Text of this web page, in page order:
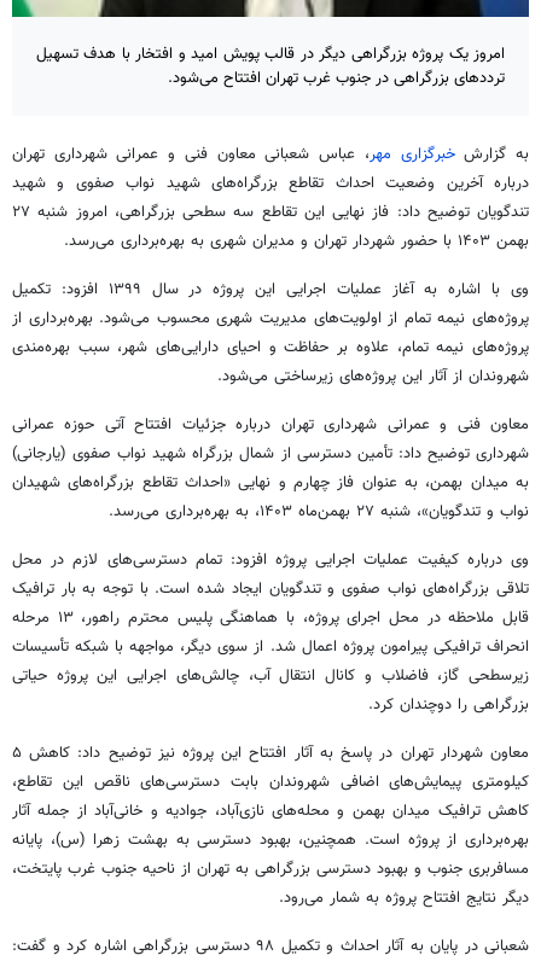
امروز یک پروژه بزرگراهی دیگر در قالب پویش امید و افتخار با هدف تسهیل
ترددهای بزرگراهی در جنوب غرب تهران افتتاح می‌شود.
به گزارشخبرگزاری مهر، عباس شعبانی معاون فنی و عمرانی شهرداری تهران
درباره آخرین وضعیت احداث تقاطع بزرگراه‌های شهید نواب صفوی و شهید
تندگویان توضیح داد: فاز نهایی این تقاطع سه سطحی بزرگراهی، امروز شنبه ۲۷
بهمن ۱۴۰۳ با حضور شهردار تهران و مدیران شهری به بهره‌برداری می‌رسد.
وی با اشاره به آغاز عملیات اجرایی این پروژه در سال ۱۳۹۹ افزود: تکمیل
پروژه‌های نیمه تمام از اولویت‌های مدیریت شهری محسوب می‌شود. بهره‌برداری از
پروژه‌های نیمه تمام، علاوه بر حفاظت و احیای دارایی‌های شهر، سبب بهره‌مندی
شهروندان از آثار این پروژه‌های زیرساختی می‌شود.
معاون فنی و عمرانی شهرداری تهران درباره جزئیات افتتاح آتی حوزه عمرانی
شهرداری توضیح داد: تأمین دسترسی از شمال بزرگراه شهید نواب صفوی (یارجانی)
به میدان بهمن، به عنوان فاز چهارم و نهایی «احداث تقاطع بزرگراه‌های شهیدان
نواب و تندگویان»، شنبه ۲۷ بهمن‌ماه ۱۴۰۳، به بهره‌برداری می‌رسد.
وی درباره کیفیت عملیات اجرایی پروژه افزود: تمام دسترسی‌های لازم در محل
تلاقی بزرگراه‌های نواب صفوی و تندگویان ایجاد شده است. با توجه به بار ترافیک
قابل ملاحظه در محل اجرای پروژه، با هماهنگی پلیس محترم راهور، ۱۳ مرحله
انحراف ترافیکی پیرامون پروژه اعمال شد. از سوی دیگر، مواجهه با شبکه تأسیسات
زیرسطحی گاز، فاضلاب و کانال انتقال آب، چالش‌های اجرایی این پروژه حیاتی
بزرگراهی را دوچندان کرد.
معاون شهردار تهران در پاسخ به آثار افتتاح این پروژه نیز توضیح داد: کاهش ۵
کیلومتری پیمایش‌های اضافی شهروندان بابت دسترسی‌های ناقص این تقاطع،
کاهش ترافیک میدان بهمن و محله‌های نازی‌آباد، جوادیه و خانی‌آباد از جمله آثار
بهره‌برداری از پروژه است. همچنین، بهبود دسترسی به بهشت زهرا (س)، پایانه
مسافربری جنوب و بهبود دسترسی بزرگراهی به تهران از ناحیه جنوب غرب پایتخت،
دیگر نتایج افتتاح پروژه به شمار می‌رود.
شعبانی در پایان به آثار احداث و تکمیل ۹۸ دسترسی بزرگراهی اشاره کرد و گفت: